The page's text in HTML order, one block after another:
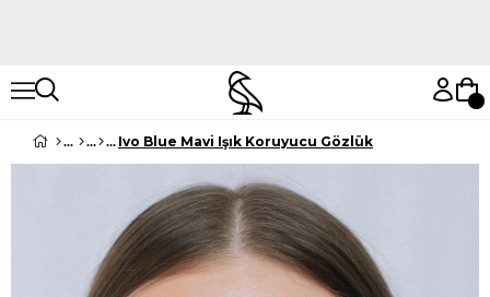
Ivo Blue Mavi Işık Koruyucu Gözlük